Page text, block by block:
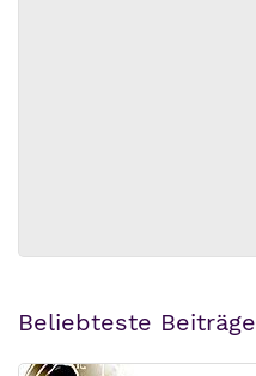
Beliebteste Beiträge